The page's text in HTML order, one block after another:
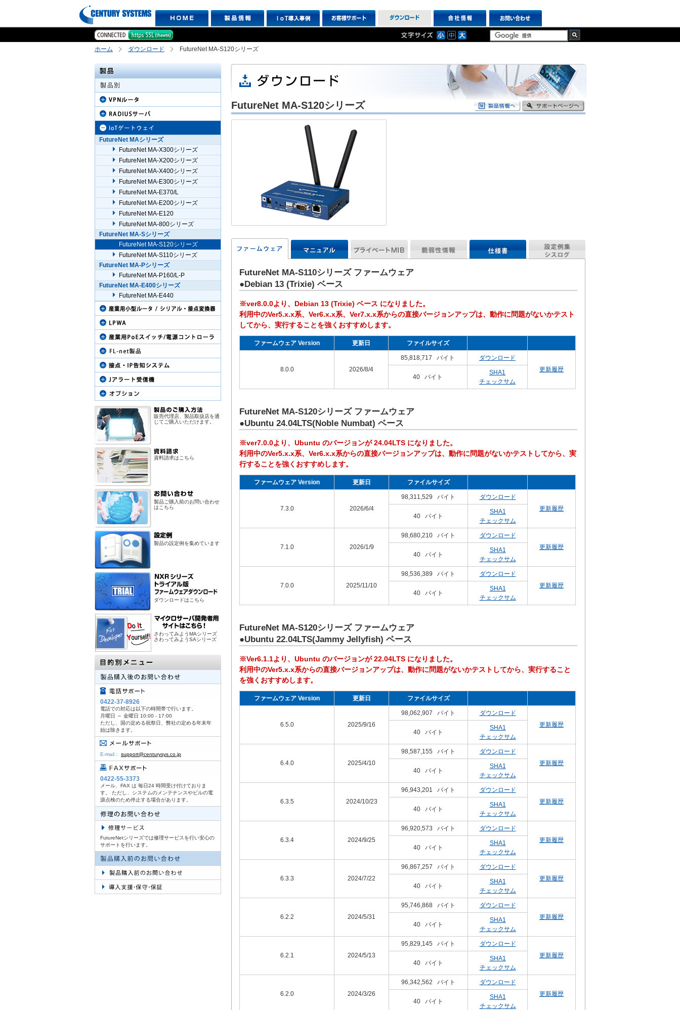
ホーム ダウンロード FutureNet MA-S120シリーズ
FutureNet MA-S120シリーズ
FutureNet MA-S110シリーズ ファームウェア
●Debian 13 (Trixie) ベース
※ver8.0.0より、Debian 13 (Trixie) ベース になりました。
利用中のVer5.x.x系、Ver6.x.x系、Ver7.x.x系からの直接バージョンアップは、動作に問題がないかテスト
してから、実行することを強くおすすめします。
ファームウェア Version 更新日 ファイルサイズ
8.0.0 2026/8/4
85,818,717 バイト
ダウンロード
更新履歴
40 バイト
SHA1
チェックサム
FutureNet MA-S120シリーズ ファームウェア
●Ubuntu 24.04LTS(Noble Numbat) ベース
※ver7.0.0より、Ubuntu のバージョンが 24.04LTS になりました。
利用中のVer5.x.x系、Ver6.x.x系からの直接バージョンアップは、動作に問題がないかテストしてから、実
行することを強くおすすめします。
ファームウェア Version 更新日 ファイルサイズ
7.3.0 2026/6/4
98,311,529 バイト
ダウンロード
更新履歴
40 バイト
SHA1
チェックサム
7.1.0 2026/1/9
98,680,210 バイト
ダウンロード
更新履歴
40 バイト
SHA1
チェックサム
7.0.0 2025/11/10
98,536,389 バイト
ダウンロード
更新履歴
40 バイト
SHA1
チェックサム
FutureNet MA-S120シリーズ ファームウェア
●Ubuntu 22.04LTS(Jammy Jellyfish) ベース
※Ver6.1.1より、Ubuntu のバージョンが 22.04LTS になりました。
利用中のVer5.x.x系からの直接バージョンアップは、動作に問題がないかテストしてから、実行すること
を強くおすすめします。
ファームウェア Version 更新日 ファイルサイズ
6.5.0 2025/9/16
98,062,907 バイト
ダウンロード
更新履歴
40 バイト
SHA1
チェックサム
6.4.0 2025/4/10
98,587,155 バイト
ダウンロード
更新履歴
40 バイト
SHA1
チェックサム
6.3.5 2024/10/23
96,943,201 バイト
ダウンロード
更新履歴
40 バイト
SHA1
チェックサム
6.3.4 2024/9/25
96,920,573 バイト
ダウンロード
更新履歴
40 バイト
SHA1
チェックサム
6.3.3 2024/7/22
96,867,257 バイト
ダウンロード
更新履歴
40 バイト
SHA1
チェックサム
6.2.2 2024/5/31
95,746,868 バイト
ダウンロード
更新履歴
40 バイト
SHA1
チェックサム
6.2.1 2024/5/13
95,829,145 バイト
ダウンロード
更新履歴
40 バイト
SHA1
チェックサム
6.2.0 2024/3/26
96,342,562 バイト
ダウンロード
更新履歴
40 バイト
SHA1
チェックサム
FutureNet MAシリーズ
FutureNet MA-X300シリーズ
FutureNet MA-X200シリーズ
FutureNet MA-X400シリーズ
FutureNet MA-E300シリーズ
FutureNet MA-E370/L
FutureNet MA-E200シリーズ
FutureNet MA-E120
FutureNet MA-800シリーズ
FutureNet MA-Sシリーズ
FutureNet MA-S120シリーズ
FutureNet MA-S110シリーズ
FutureNet MA-Pシリーズ
FutureNet MA-P160/L-P
FutureNet MA-E400シリーズ
FutureNet MA-E440
販売代理店、製品取扱店を通
じてご購入いただけます。
資料請求はこちら
製品ご購入前のお問い合わせ
はこちら
製品の設定例を集めています
ダウンロードはこちら
さわってみようMAシリーズ
さわってみようSAシリーズ
0422-37-8926
電話での対応は以下の時間帯で行います。
月曜日 ～ 金曜日 10:00 - 17:00
ただし、国の定める祝祭日、弊社の定める年末年
始は除きます。
E-mail： support@centurysys.co.jp
0422-55-3373
メール、FAX は 毎日24 時間受け付けておりま
す。 ただし、システムのメンテナンスやビルの電
源点検のため停止する場合があります。
FutureNetシリーズでは修理サービスを行い安心の
サポートを行います。